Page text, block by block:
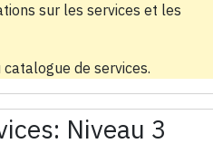
sur les services et les
de services.
Niveau 3